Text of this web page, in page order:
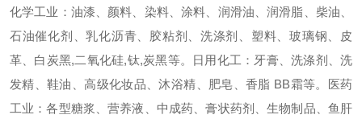
化学工业：油漆、颜料、染料、涂料、润滑油、润滑脂、柴油、
石油催化剂、乳化沥青、胶粘剂、洗涤剂、塑料、玻璃钢、皮
革、白炭黑,二氧化硅,钛,炭黑等。
日用化工：牙膏、洗涤剂、洗
发精、鞋油、高级化妆品、沐浴精、肥皂、香脂 BB霜等。 医药
工业：各型糖浆、营养液、中成药、膏状药剂、生物制品、鱼肝